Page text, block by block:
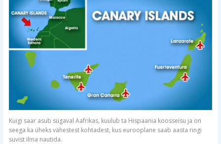
Kuigi saar asub sügaval Aafrikas, kuulub ta Hispaania koosseisu ja on
seega ka üheks vähestest kohtadest, kus eurooplane saab aasta ringi
suvist ilma nautida.